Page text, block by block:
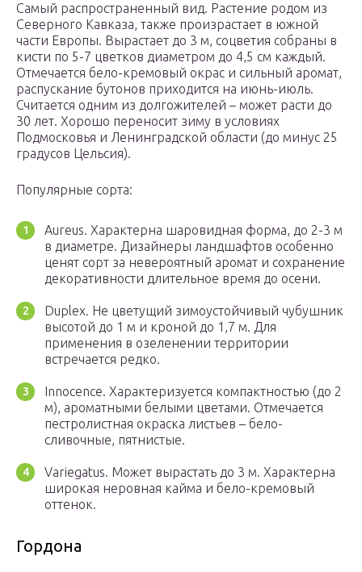
Самый распространенный вид. Растение родом из
Северного Кавказа, также произрастает в южной
части Европы. Вырастает до 3 м, соцветия собраны в
кисти по 5-7 цветков диаметром до 4,5 см каждый.
Отмечается бело-кремовый окрас и сильный аромат,
распускание бутонов приходится на июнь-июль.
Считается одним из долгожителей – может расти до
30 лет. Хорошо переносит зиму в условиях
Подмосковья и Ленинградской области (до минус 25
градусов Цельсия).
Популярные сорта:
Aureus. Характерна шаровидная форма, до 2-3 м
в диаметре. Дизайнеры ландшафтов особенно
ценят сорт за невероятный аромат и сохранение
декоративности длительное время до осени.
Duplex. Не цветущий зимоустойчивый чубушник
высотой до 1 м и кроной до 1,7 м. Для
применения в озеленении территории
встречается редко.
Innocence. Характеризуется компактностью (до 2
м), ароматными белыми цветами. Отмечается
пестролистная окраска листьев – бело-
сливочные, пятнистые.
Variegatus. Может вырастать до 3 м. Характерна
широкая неровная кайма и бело-кремовый
оттенок.
Гордона